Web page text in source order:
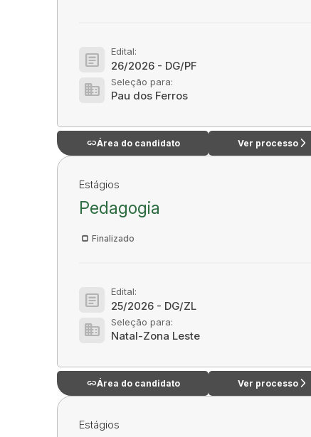
article Edital:
26/2026 - DG/PF
domain Seleção para:
Pau dos Ferros
linkÁrea do candidato Ver processo arrow_forward_ios
Estágios
Pedagogia
Finalizado
article Edital:
25/2026 - DG/ZL
domain Seleção para:
Natal-Zona Leste
linkÁrea do candidato Ver processo arrow_forward_ios
Estágios